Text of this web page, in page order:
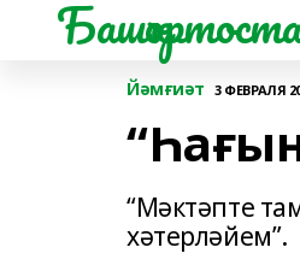
Йәмғиәт 3 ФЕВРАЛЯ
“Мәктәпте
хәтерләйем”.